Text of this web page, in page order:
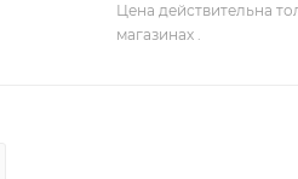
Цена действительна
магазинах .